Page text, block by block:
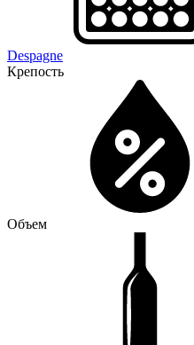
Despagne
Крепость
Объем